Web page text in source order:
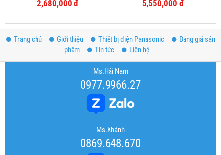
2,680,000 đ 5,550,000 đ
Trang chủ Giới thiệu Thiết bị điện Panasonic
Bảng giá sản
phẩm
Tin tức Liên hệ
Ms.Hải Nam
0977.9966.27
Ms.Khánh
0869.648.670